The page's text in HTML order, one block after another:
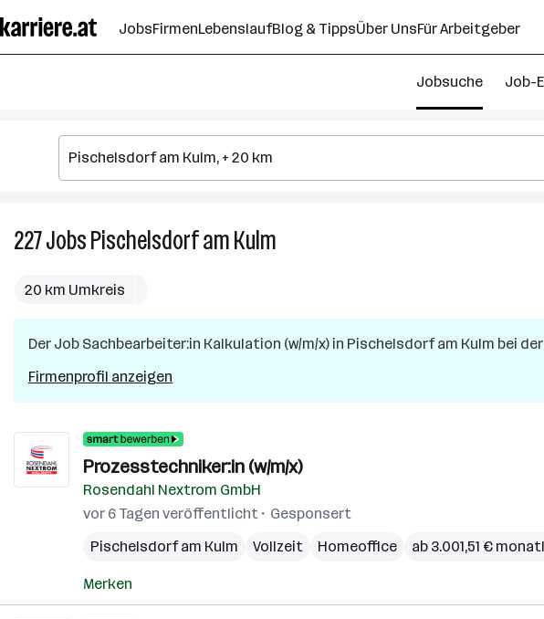
Seiteninhalt
springen
JobsFirmenLebenslaufBlog & TippsÜber UnsFür Arbeitgeber
Jobsuche Job-
227JobsPischelsdorf am Kulm
am
Kulm
20 km Umkreis
Der Job Sachbearbeiter:in Kalkulation (w/m/x) in Pischelsdorf am Kulm bei
Firmenprofil anzeigen
Prozesstechniker:in (w/m/x)
Rosendahl Nextrom GmbH
vor 6 Tagen veröffentlicht
Gesponsert
Pischelsdorf am Kulm
Vollzeit Homeoffice ab 3.001,51 €
Merken